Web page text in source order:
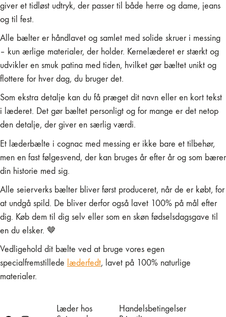
giver et tidløst udtryk, der passer til både herre og dame, jeans
og til fest.
Alle bælter er håndlavet og samlet med solide skruer i messing
– kun ærlige materialer, der holder. Kernelæderet er stærkt og
udvikler en smuk patina med tiden, hvilket gør bæltet unikt og
flottere for hver dag, du bruger det.
Som ekstra detalje kan du få præget dit navn eller en kort tekst
i læderet. Det gør bæltet personligt og for mange er det netop
den detalje, der giver en særlig værdi.
Et læderbælte i cognac med messing er ikke bare et tilbehør,
men en fast følgesvend, der kan bruges år efter år og som bærer
din historie med sig.
Alle seierverks bælter bliver først produceret, når de er købt, for
at undgå spild. De bliver derfor også lavet 100% på mål efter
dig. Køb dem til dig selv eller som en skøn fødselsdagsgave til
en du elsker. 🤎
Vedligehold dit bælte ved at bruge vores egen
specialfremstillede læderfedt, lavet på 100% naturlige
materialer.
Læder hos
Handelsbetingelser